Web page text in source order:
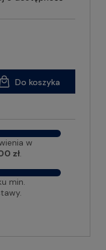
Do koszyka
w
zł.
min.